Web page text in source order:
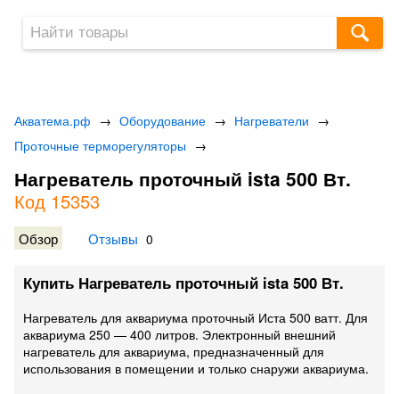
Акватема.рф → Оборудование → Нагреватели →
Проточные терморегуляторы →
Нагреватель проточный ista 500 Вт.
Код 15353
Обзор Отзывы 0
Купить Нагреватель проточный ista 500 Вт.
Нагреватель для аквариума проточный Иста 500 ватт. Для
аквариума 250 — 400 литров. Электронный внешний
нагреватель для аквариума, предназначенный для
использования в помещении и только снаружи аквариума.